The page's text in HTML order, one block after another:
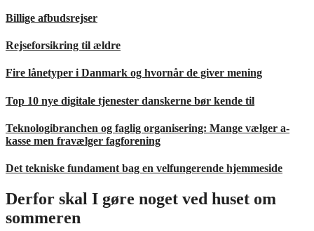
Billige afbudsrejser
Rejseforsikring til ældre
Fire lånetyper i Danmark og hvornår de giver mening
Top 10 nye digitale tjenester danskerne bør kende til
Teknologibranchen og faglig organisering: Mange vælger a-
kasse men fravælger fagforening
Det tekniske fundament bag en velfungerende hjemmeside
Derfor skal I gøre noget ved huset om
sommeren